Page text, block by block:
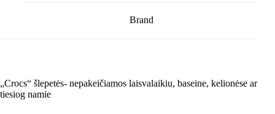
Brand
„Crocs“ šlepetės- nepakeičiamos laisvalaikiu, baseine, kelionėse ar
tiesiog namie